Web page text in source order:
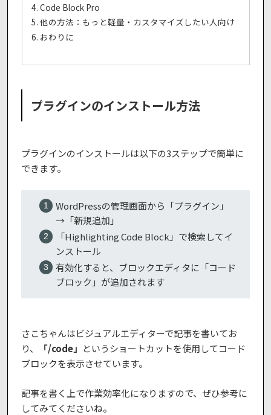
Code Block Pro
他の方法：もっと軽量・カスタマイズしたい人向け
おわりに
プラグインのインストール方法
プラグインのインストールは以下の3ステップで簡単に
できます。
WordPressの管理画面から「プラグイン」
→「新規追加」
「Highlighting Code Block」で検索してイ
ンストール
有効化すると、ブロックエディタに「コード
ブロック」が追加されます
さこちゃんはビジュアルエディターで記事を書いてお
り、
「/code」 というショートカットを使用してコード
ブロックを表示させています。
記事を書く上で作業効率化になりますので、ぜひ参考に
してみてくださいね。